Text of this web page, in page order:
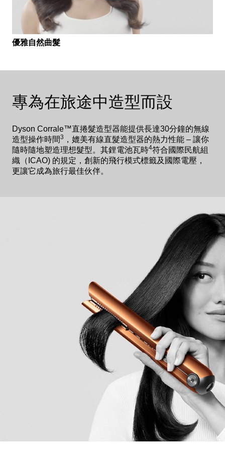
優雅自然曲髮
專為在旅途中造型而設
Dyson Corrale™直捲髮造型器能提供長達30分鐘的無線
造型操作時間3 ，媲美有線直髮造型器的熱力性能 – 讓你
隨時隨地塑造理想髮型。其鋰電池瓦時4符合國際民航組
織（ICAO) 的規定，創新的飛行模式標籤及國際電壓，
更讓它成為旅行最佳伙伴。